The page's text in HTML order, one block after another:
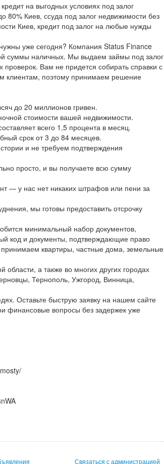
на выгодных условиях под залог
80% Киев, ссуда под залог недвижимости без
Киев, кредит под залог на любые нужды
уже сегодня? Компания Status Finance
суммы наличных. Мы выдаем займы под залог
Вам не придется собирать справки с
клиентам, поэтому принимаем решение
до 20 миллионов гривен.
стоимости вашей недвижимости.
всего 1,5 процента в месяц.
срок от 3 до 84 месяцев.
и не требуем подтверждения
просто, и вы получаете всю сумму
— у нас нет никаких штрафов или пени за
мы готовы предоставить отсрочку
минимальный набор документов,
код и документы, подтверждающие право
квартиры, частные дома, земельные
а также во многих других городах
Тернополь, Ужгород, Винница,
Оставьте быструю заявку на нашем сайте
финансовые вопросы без задержек уже
Связаться с администрацией